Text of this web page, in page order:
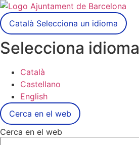
Català Selecciona un idioma
Selecciona idioma
Català
Castellano
English
Cerca en el web
Cerca en el web